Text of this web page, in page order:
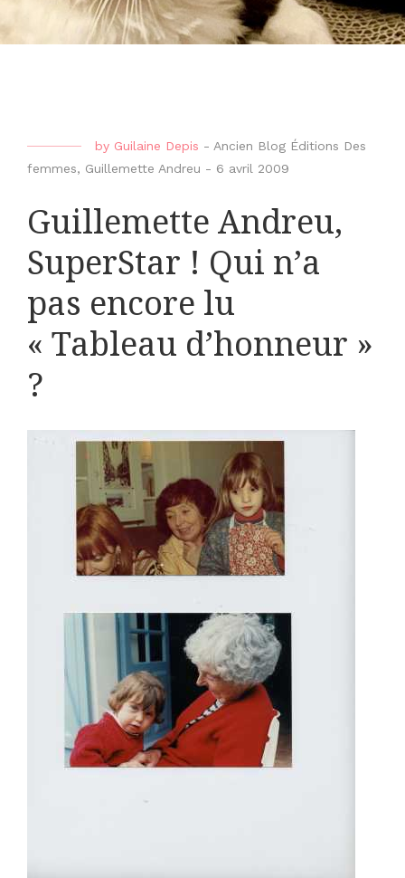
by Guilaine Depis - Ancien Blog Éditions Des
femmes, Guillemette Andreu - 6 avril 2009
Guillemette Andreu,
SuperStar ! Qui n’a
pas encore lu
« Tableau d’honneur »
?